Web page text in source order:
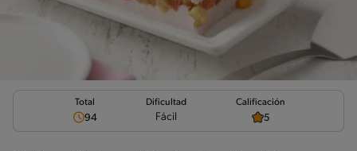
Total
94
Dificultad
Fácil
Calificación
5